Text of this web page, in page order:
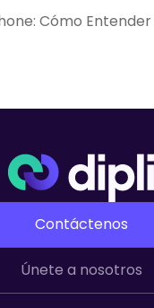
Cómo
Contáctenos
Únete a nosotros